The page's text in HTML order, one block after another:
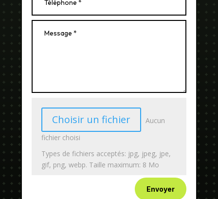
Choisir un fichier
Aucun
fichier choisi
Types de fichiers acceptés: jpg, jpeg, jpe,
gif, png, webp. Taille maximum: 8 Mo
Envoyer